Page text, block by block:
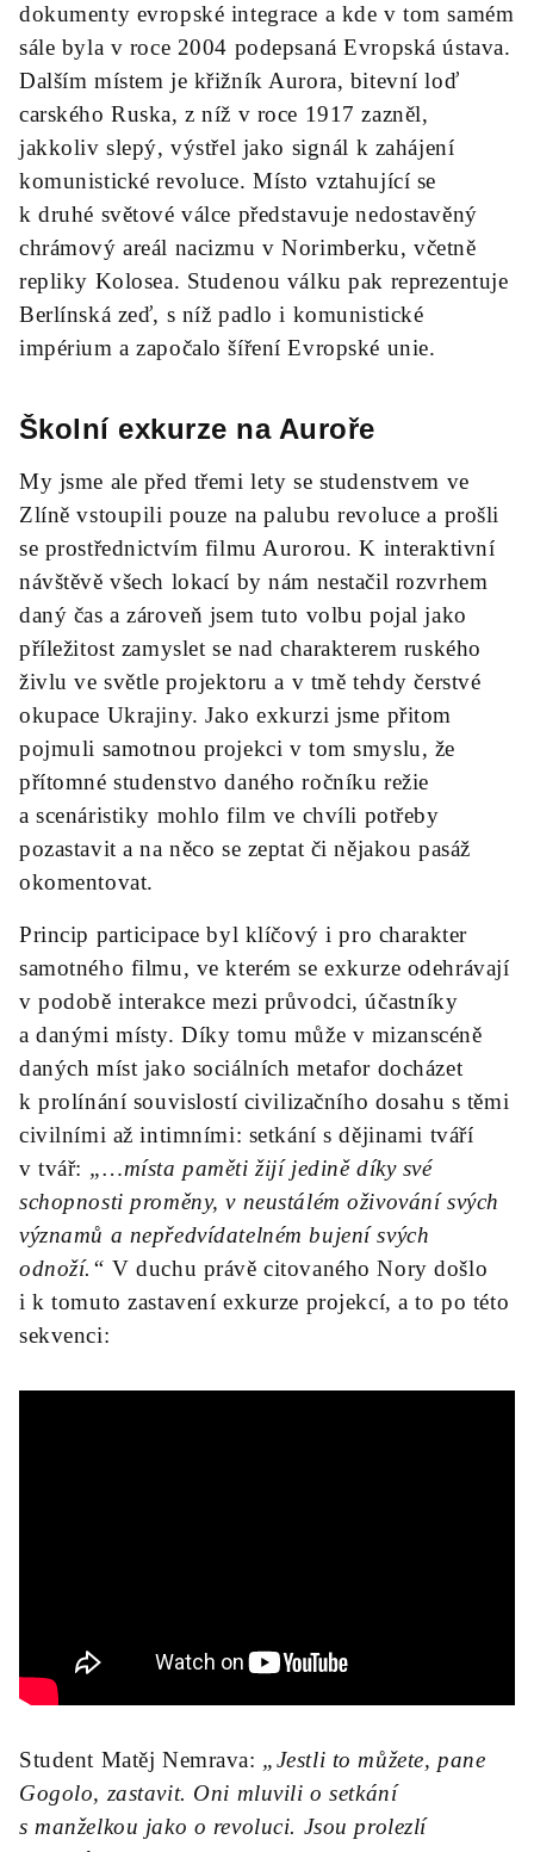
dokumenty evropské integrace a kde v tom samém
sále byla v roce 2004 podepsaná Evropská ústava.
Dalším místem je křižník Aurora, bitevní loď
carského Ruska, z níž v roce 1917 zazněl,
jakkoliv slepý, výstřel jako signál k zahájení
komunistické revoluce. Místo vztahující se
k druhé světové válce představuje nedostavěný
chrámový areál nacizmu v Norimberku, včetně
repliky Kolosea. Studenou válku pak reprezentuje
Berlínská zeď, s níž padlo i komunistické
impérium a započalo šíření Evropské unie.
Školní exkurze na Auroře
My jsme ale před třemi lety se studenstvem ve
Zlíně vstoupili pouze na palubu revoluce a prošli
se prostřednictvím filmu Aurorou. K interaktivní
návštěvě všech lokací by nám nestačil rozvrhem
daný čas a zároveň jsem tuto volbu pojal jako
příležitost zamyslet se nad charakterem ruského
živlu ve světle projektoru a v tmě tehdy čerstvé
okupace Ukrajiny. Jako exkurzi jsme přitom
pojmuli samotnou projekci v tom smyslu, že
přítomné studenstvo daného ročníku režie
a scenáristiky mohlo film ve chvíli potřeby
pozastavit a na něco se zeptat či nějakou pasáž
okomentovat.
Princip participace byl klíčový i pro charakter
samotného filmu, ve kterém se exkurze odehrávají
v podobě interakce mezi průvodci, účastníky
a danými místy. Díky tomu může v mizanscéně
daných míst jako sociálních metafor docházet
k prolínání souvislostí civilizačního dosahu s těmi
civilními až intimními: setkání s dějinami tváří
v tvář: „…místa paměti žijí jedině díky své
schopnosti proměny, v neustálém oživování svých
významů a nepředvídatelném bujení svých
odnoží.“ V duchu právě citovaného Nory došlo
i k tomuto zastavení exkurze projekcí, a to po této
sekvenci:
Student Matěj Nemrava: „Jestli to můžete, pane
Gogolo, zastavit. Oni mluvili o setkání
s manželkou jako o revoluci. Jsou prolezlí